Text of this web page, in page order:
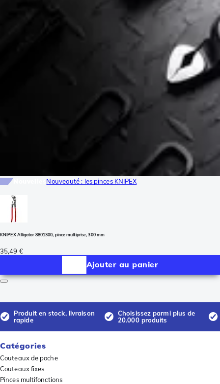
Nouveauté : les pinces KNIPEX
KNIPEX Alligator 8801300, pince multiprise, 300 mm
35,49 €
Ajouter au panier
Produit en stock, livraison
rapide
Choisissez parmi plus de
20.000 produits
Catégories
Couteaux de poche
Couteaux fixes
Pinces multifonctions